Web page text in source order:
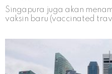
Singapura juga akan
vaksin baru (vaccinated